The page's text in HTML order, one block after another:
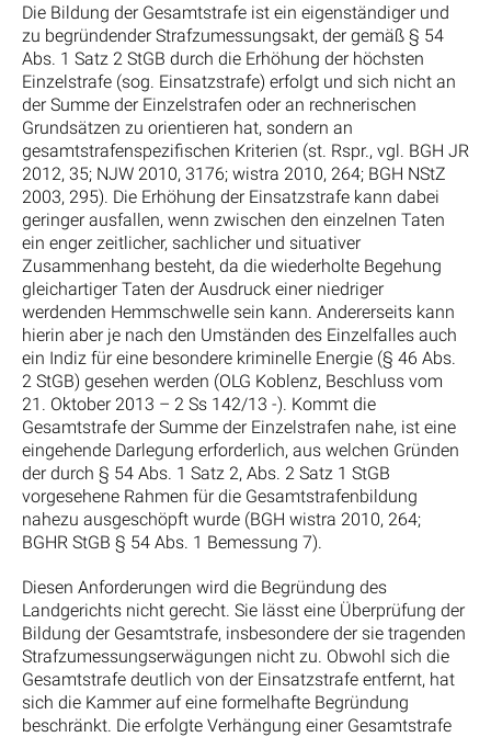
Die Bildung der Gesamtstrafe ist ein eigenständiger und
zu begründender Strafzumessungsakt, der gemäß § 54
Abs. 1 Satz 2 StGB durch die Erhöhung der höchsten
Einzelstrafe (sog. Einsatzstrafe) erfolgt und sich nicht an
der Summe der Einzelstrafen oder an rechnerischen
Grundsätzen zu orientieren hat, sondern an
gesamtstrafenspezifischen Kriterien (st. Rspr., vgl. BGH JR
2012, 35; NJW 2010, 3176; wistra 2010, 264; BGH NStZ
2003, 295). Die Erhöhung der Einsatzstrafe kann dabei
geringer ausfallen, wenn zwischen den einzelnen Taten
ein enger zeitlicher, sachlicher und situativer
Zusammenhang besteht, da die wiederholte Begehung
gleichartiger Taten der Ausdruck einer niedriger
werdenden Hemmschwelle sein kann. Andererseits kann
hierin aber je nach den Umständen des Einzelfalles auch
ein Indiz für eine besondere kriminelle Energie (§ 46 Abs.
2 StGB) gesehen werden (OLG Koblenz, Beschluss vom
21. Oktober 2013 – 2 Ss 142/13 -). Kommt die
Gesamtstrafe der Summe der Einzelstrafen nahe, ist eine
eingehende Darlegung erforderlich, aus welchen Gründen
der durch § 54 Abs. 1 Satz 2, Abs. 2 Satz 1 StGB
vorgesehene Rahmen für die Gesamtstrafenbildung
nahezu ausgeschöpft wurde (BGH wistra 2010, 264;
BGHR StGB § 54 Abs. 1 Bemessung 7).
Diesen Anforderungen wird die Begründung des
Landgerichts nicht gerecht. Sie lässt eine Überprüfung der
Bildung der Gesamtstrafe, insbesondere der sie tragenden
Strafzumessungserwägungen nicht zu. Obwohl sich die
Gesamtstrafe deutlich von der Einsatzstrafe entfernt, hat
sich die Kammer auf eine formelhafte Begründung
beschränkt. Die erfolgte Verhängung einer Gesamtstrafe